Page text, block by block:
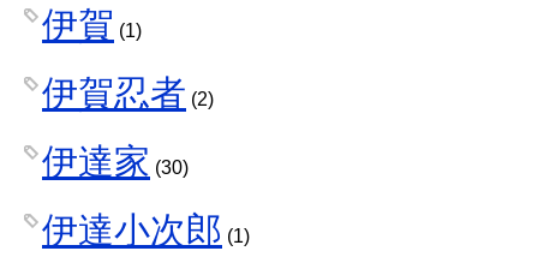
伊賀 (1)
伊賀忍者 (2)
伊達家 (30)
伊達小次郎 (1)